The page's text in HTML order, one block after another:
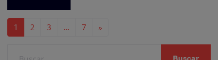
Navegación de entradas
1 2 3 … 7 »